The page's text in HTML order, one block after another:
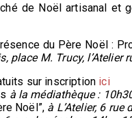
de Noël artisanal et
du Père Noël :
place M. Trucy, l’Atelier
sur inscription ici
à la médiathèque :
Noël”, à L’Atelier, 6